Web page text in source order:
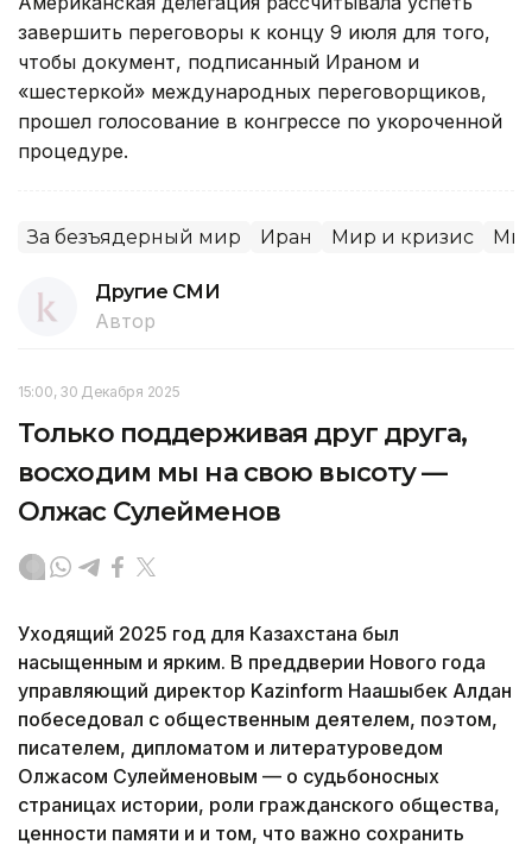
завершить переговоры к концу 9 июля для того,
чтобы документ, подписанный Ираном и
«шестеркой» международных переговорщиков,
прошел голосование в конгрессе по укороченной
процедуре.
За безъядерный мир Иран Мир и кризис
Другие СМИ
Автор
15:00, 30 Декабря 2025
Только поддерживая друг друга,
восходим мы на свою высоту —
Олжас Сулейменов
Уходящий 2025 год для Казахстана был
насыщенным и ярким. В преддверии Нового года
управляющий директор Kazinform Нағашыбек Алдан
побеседовал с общественным деятелем, поэтом,
писателем, дипломатом и литературоведом
Олжасом Сулейменовым — о судьбоносных
страницах истории, роли гражданского общества,
ценности памяти и и том, что важно сохранить